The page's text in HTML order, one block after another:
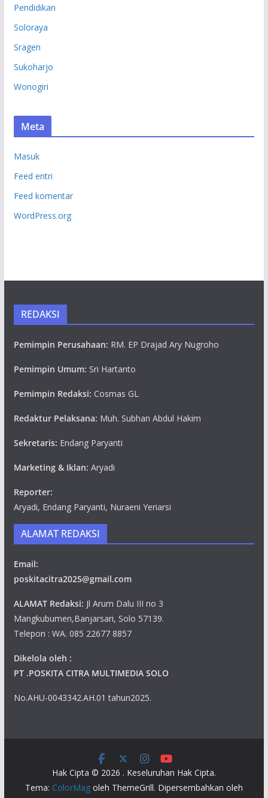
Pendidikan
Soloraya
Sragen
Sukoharjo
Wonogiri
Meta
Masuk
Feed entri
Feed komentar
WordPress.org
REDAKSI
Pemimpin Perusahaan: RM. EP Drajad Ary Nugroho
Pemimpin Umum: Sri Hartanto
Pemimpin Redaksi: Cosmas GL
Redaktur Pelaksana: Muh. Subhan Abdul Hakim
Sekretaris: Endang Paryanti
Marketing & Iklan: Aryadi
Reporter:
Aryadi, Endang Paryanti, Nuraeni Yeriarsi
ALAMAT REDAKSI
Email:
poskitacitra2025@gmail.com
ALAMAT Redaksi: Jl Arum Dalu III no 3
Mangkubumen,Banjarsari, Solo 57139.
Telepon : WA. 085 22677 8857
Dikelola oleh :
PT .POSKITA CITRA MULTIMEDIA SOLO
No.AHU-0043342.AH.01 tahun2025.
Hak Cipta © 2026 . Keseluruhan Hak Cipta.
Tema: ColorMagoleh ThemeGrill. Dipersembahkan oleh